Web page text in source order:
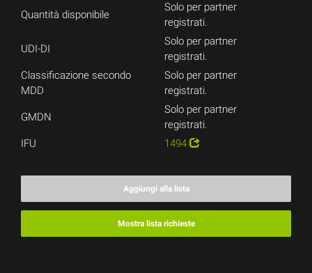
Quantità disponibile
Solo per partner
registrati.
UDI-DI
Solo per partner
registrati.
Classificazione secondo
MDD
Solo per partner
registrati.
GMDN
Solo per partner
registrati.
IFU
1494
Aggiungi alla lista
Mostra lista richieste